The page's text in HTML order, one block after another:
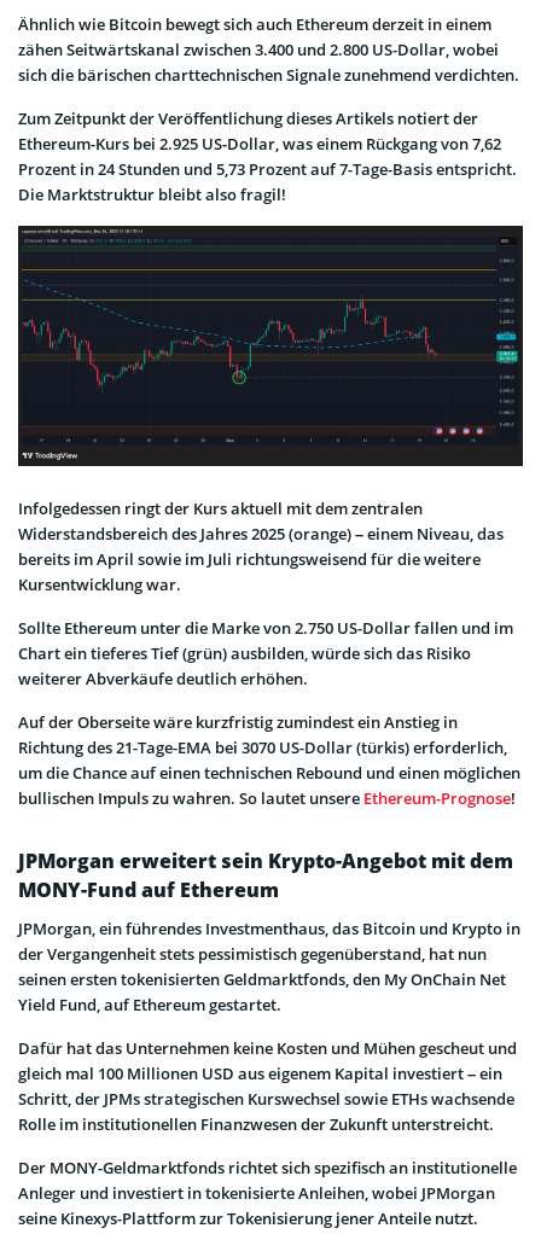
Ähnlich wie Bitcoin bewegt sich auch Ethereum derzeit in einem
zähen Seitwärtskanal zwischen 3.400 und 2.800 US-Dollar, wobei
sich die bärischen charttechnischen Signale zunehmend verdichten.
Zum Zeitpunkt der Veröffentlichung dieses Artikels notiert der
Ethereum-Kurs bei 2.925 US-Dollar, was einem Rückgang von 7,62
Prozent in 24 Stunden und 5,73 Prozent auf 7-Tage-Basis entspricht.
Die Marktstruktur bleibt also fragil!
Infolgedessen ringt der Kurs aktuell mit dem zentralen
Widerstandsbereich des Jahres 2025 (orange) – einem Niveau, das
bereits im April sowie im Juli richtungsweisend für die weitere
Kursentwicklung war.
Sollte Ethereum unter die Marke von 2.750 US-Dollar fallen und im
Chart ein tieferes Tief (grün) ausbilden, würde sich das Risiko
weiterer Abverkäufe deutlich erhöhen.
Auf der Oberseite wäre kurzfristig zumindest ein Anstieg in
Richtung des 21-Tage-EMA bei 3070 US-Dollar (türkis) erforderlich,
um die Chance auf einen technischen Rebound und einen möglichen
bullischen Impuls zu wahren. So lautet unsere Ethereum-Prognose!
JPMorgan erweitert sein Krypto-Angebot mit dem
MONY-Fund auf Ethereum
JPMorgan, ein führendes Investmenthaus, das Bitcoin und Krypto in
der Vergangenheit stets pessimistisch gegenüberstand, hat nun
seinen ersten tokenisierten Geldmarktfonds, den My OnChain Net
Yield Fund, auf Ethereum gestartet.
Dafür hat das Unternehmen keine Kosten und Mühen gescheut und
gleich mal 100 Millionen USD aus eigenem Kapital investiert – ein
Schritt, der JPMs strategischen Kurswechsel sowie ETHs wachsende
Rolle im institutionellen Finanzwesen der Zukunft unterstreicht.
Der MONY-Geldmarktfonds richtet sich spezifisch an institutionelle
Anleger und investiert in tokenisierte Anleihen, wobei JPMorgan
seine Kinexys-Plattform zur Tokenisierung jener Anteile nutzt.